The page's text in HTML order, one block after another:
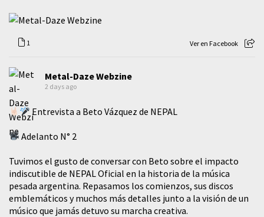
1 Ver en Facebook
Metal-Daze Webzine
2 days ago
Entrevista a Beto Vázquez de NEPAL
Adelanto N° 2
Tuvimos el gusto de conversar con Beto sobre el impacto
indiscutible de NEPAL Oficial en la historia de la música
pesada argentina. Repasamos los comienzos, sus discos
emblemáticos y muchos más detalles junto a la visión de un
músico que jamás detuvo su marcha creativa.